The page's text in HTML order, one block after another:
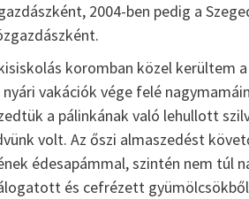
2004-ben pedig a
koromban közel kerültem
vakációk vége felé
a pálinkának való lehullott
volt. Az őszi almaszedést
édesapámmal, szintén nem túl
és cefrézett